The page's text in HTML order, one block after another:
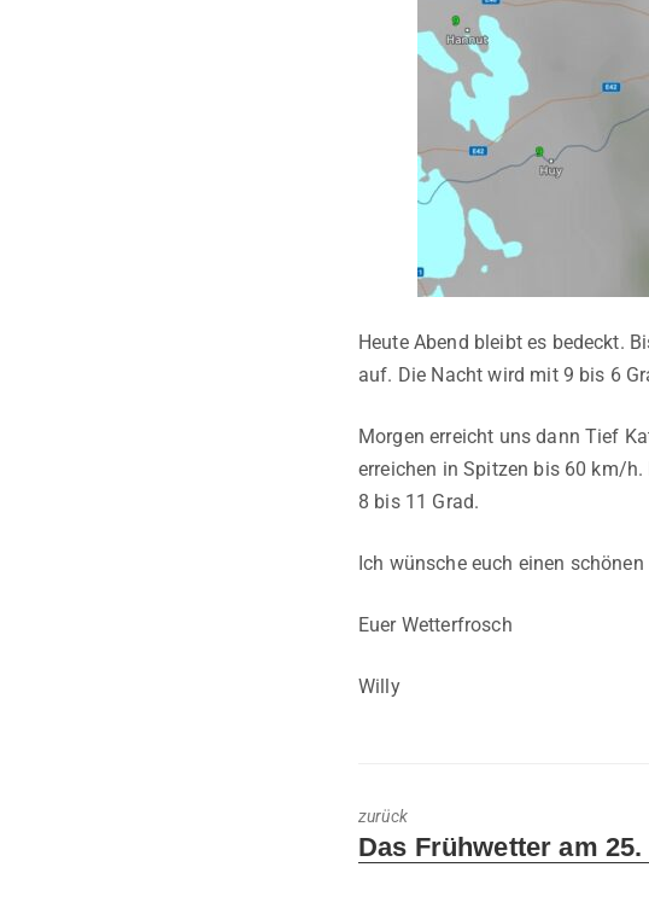
Heute Abend bleibt es bedeckt.
auf. Die Nacht wird mit 9 bis 6
Morgen erreicht uns dann Tief
erreichen in Spitzen bis 60 km/
8 bis 11 Grad.
Ich wünsche euch einen
Euer Wetterfrosch
Willy
zurück
Previous
Das Frühwetter am